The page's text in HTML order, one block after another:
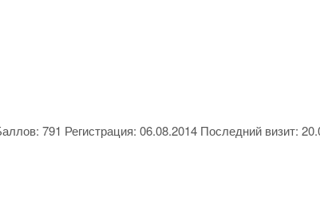
791 Регистрация: 06.08.2014 Последний визит: